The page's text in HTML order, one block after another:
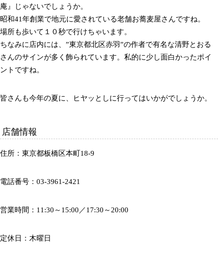
庵』じゃないでしょうか。
昭和41年創業で地元に愛されている老舗お蕎麦屋さんですね。
場所も歩いて１０秒で行けちゃいます。
ちなみに店内には、”東京都北区赤羽”の作者で有名な清野とおる
さんのサインが多く飾られています。私的に少し面白かったポイ
ントですね。
皆さんも今年の夏に、ヒヤッとしに行ってはいかがでしょうか。
店舗情報
住所：東京都板橋区本町18-9
電話番号：03-3961-2421
営業時間：11:30～15:00／17:30～20:00
定休日：木曜日